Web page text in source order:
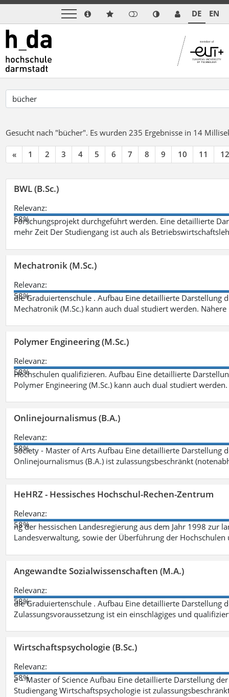
DE EN
Gesucht nach "bücher". Es wurden 235 Ergebnisse in 14
« 1 2 3 4 5 6 7 8 9 10 11 12
BWL (B.Sc.)
Relevanz:
58%
Forschungsprojekt durchgeführt werden. Eine detaillierte
mehr Zeit Der Studiengang ist auch als
Mechatronik (M.Sc.)
Relevanz:
58%
die Graduiertenschule . Aufbau Eine detaillierte Darstellung
Mechatronik (M.Sc.) kann auch dual studiert werden.
Polymer Engineering (M.Sc.)
Relevanz:
58%
Hochschulen qualifizieren. Aufbau Eine detaillierte
Polymer Engineering (M.Sc.) kann auch dual studiert
Onlinejournalismus (B.A.)
Relevanz:
58%
Society - Master of Arts Aufbau Eine detaillierte Darstellung
Onlinejournalismus (B.A.) ist zulassungsbeschränkt
HeHRZ - Hessisches Hochschul-Rechen-Zentrum
Relevanz:
58%
ng der hessischen Landesregierung aus dem Jahr 1998 zur
Landesverwaltung, sowie der Überführung der
Angewandte Sozialwissenschaften (M.A.)
Relevanz:
58%
die Graduiertenschule . Aufbau Eine detaillierte Darstellung
Zulassungsvoraussetzung ist ein einschlägiges und
Wirtschaftspsychologie (B.Sc.)
Relevanz:
58%
e – Master of Science Aufbau Eine detaillierte Darstellung
Studiengang Wirtschaftspsychologie ist